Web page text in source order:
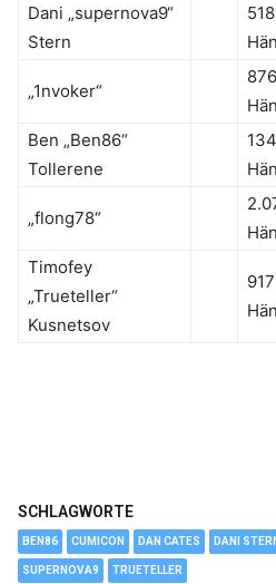
Dani „supernova9“
Stern
518
„1nvoker“
876
Ben „Ben86“
Tollerene
134
„flong78“
Timofey
„Trueteller“
Kusnetsov
917
SCHLAGWORTE
BEN86 CUMICON DAN CATES DANI
SUPERNOVA9 TRUETELLER